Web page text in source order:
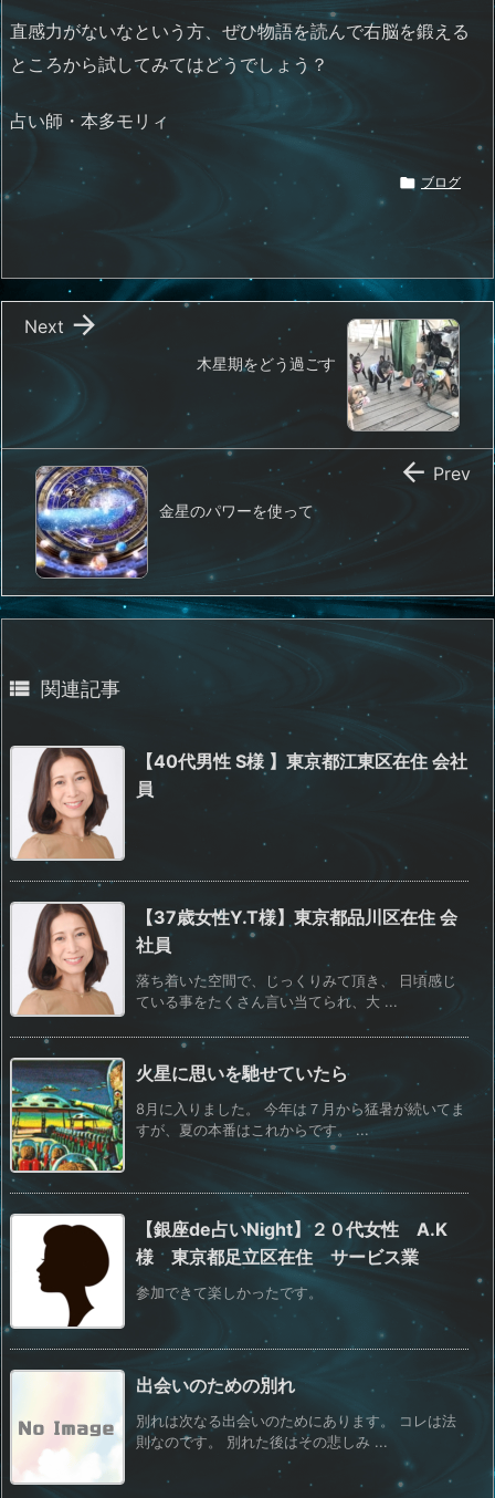
直感力がないなという方、ぜひ物語を読んで右脳を鍛える
ところから試してみてはどうでしょう？
占い師・本多モリィ
 ブログ
木星期をどう過ごす

Next
金星のパワーを使って
 Prev
 関連記事
【40代男性 S様 】東京都江東区在住 会社
員
【37歳女性Y.T様】東京都品川区在住 会
社員
落ち着いた空間で、じっくりみて頂き、 日頃感じ
ている事をたくさん言い当てられ、大 ...
火星に思いを馳せていたら
8月に入りました。 今年は７月から猛暑が続いてま
すが、夏の本番はこれからです。 ...
【銀座de占いNight】２０代女性 A.K
様 東京都足立区在住 サービス業
参加できて楽しかったです。
出会いのための別れ
別れは次なる出会いのためにあります。 コレは法
則なのです。 別れた後はその悲しみ ...